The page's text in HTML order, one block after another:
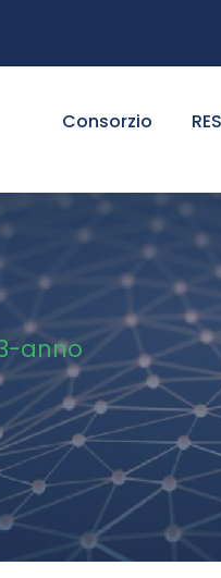
Consorzio
anno